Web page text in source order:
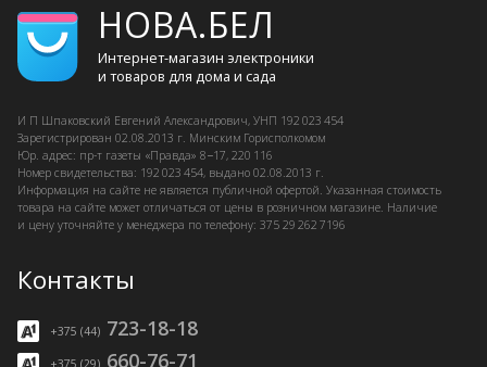
НОВА.БЕЛ
Интернет-магазин электроники
и товаров для дома и сада
И П Шпаковский Евгений Александрович, УНП 192 023 454
Зарегистрирован 02.08.2013 г. Минским Горисполкомом
Юр. адрес: пр-т газеты «Правда» 8−17, 220 116
Номер свидетельства: 192 023 454, выдано 02.08.2013 г.
Информация на сайте не является публичной офертой. Указанная стоимость
товара на сайте может отличаться от цены в розничном магазине. Наличие
и цену уточняйте у менеджера по телефону: 375 29 262 7196
Контакты
+375 (44) 723-18-18
+375 (29) 660-76-71